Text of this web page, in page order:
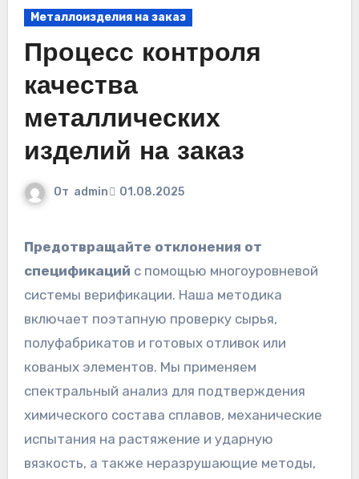
Металлоизделия на заказ
Процесс контроля
качества
металлических
изделий на заказ
От admin 01.08.2025
Предотвращайте отклонения от
спецификаций с помощью многоуровневой
системы верификации. Наша методика
включает поэтапную проверку сырья,
полуфабрикатов и готовых отливок или
кованых элементов. Мы применяем
спектральный анализ для подтверждения
химического состава сплавов, механические
испытания на растяжение и ударную
вязкость, а также неразрушающие методы,